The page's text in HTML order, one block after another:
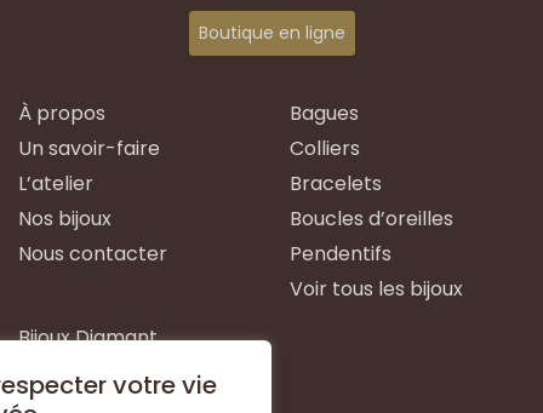
Boutique en ligne
À propos
Un savoir-faire
L’atelier
Nos bijoux
Nous contacter
Bagues
Colliers
Bracelets
Boucles d’oreilles
Pendentifs
Voir tous les bijoux
Bijoux Diamant
Bijoux Emeraudevotre vie